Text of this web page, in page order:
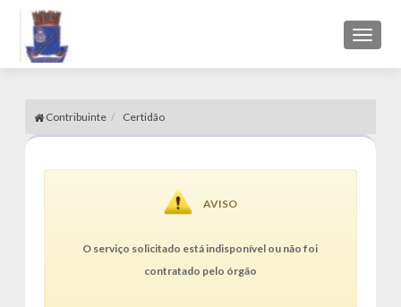
Toggle
Contribuinte Certidão
AVISO
O serviço solicitado está indisponível ou não foi
contratado pelo órgão